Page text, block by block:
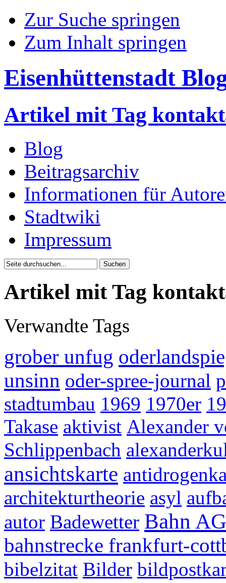
Zur Suche springen
Zum Inhalt springen
Eisenhüttenstadt
Artikel mit Tag
Blog
Beitragsarchiv
Informationen für
Stadtwiki
Impressum
Artikel mit Tag
Verwandte Tags
grober unfug
unsinn oder-spree-journal
stadtumbau 1969 1970er
Takase aktivist Alexander
Schlippenbach
ansichtskarte
architekturtheorie asyl
autor Badewetter Bahn AG
bahnstrecke frankfurt-
bibelzitat Bilder